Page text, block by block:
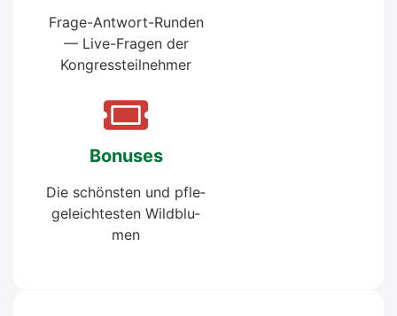
Fra­ge-Ant­wort-Run­den
— Live-Fra­gen der
Kongress­teilnehmer
Bonu­ses
Die schöns­ten und pfle­
ge­leich­tes­ten Wild­blu­
men